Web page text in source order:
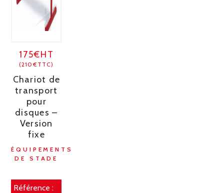
175€HT
(210€TTC)
Chariot de
transport
pour
disques –
Version
fixe
ÉQUIPEMENTS
DE STADE
Référence :